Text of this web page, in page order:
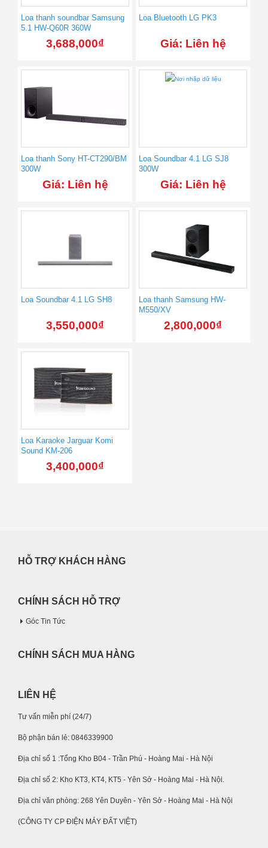
Loa thanh soundbar Samsung
5.1 HW-Q60R 360W
3,688,000₫
Loa Bluetooth LG PK3
Giá: Liên hệ
Loa thanh Sony HT-CT290/BM
300W
Giá: Liên hệ
Loa Soundbar 4.1 LG SJ8
300W
Giá: Liên hệ
Loa Soundbar 4.1 LG SH8
3,550,000₫
Loa thanh Samsung HW-
M550/XV
2,800,000₫
Loa Karaoke Jarguar Komi
Sound KM-206
3,400,000₫
HỖ TRỢ KHÁCH HÀNG
CHÍNH SÁCH HỖ TRỢ
Góc Tin Tức
CHÍNH SÁCH MUA HÀNG
LIÊN HỆ
Tư vấn miễn phí (24/7)
Bộ phận bán lẻ: 0846339900
Địa chỉ số 1 :Tổng Kho B04 - Trần Phú - Hoàng Mai - Hà Nội
Địa chỉ số 2: Kho KT3, KT4, KT5 - Yên Sở - Hoàng Mai - Hà Nội.
Địa chỉ văn phòng: 268 Yên Duyên - Yên Sở - Hoàng Mai - Hà Nội
(CÔNG TY CP ĐIỆN MÁY ĐẤT VIỆT)